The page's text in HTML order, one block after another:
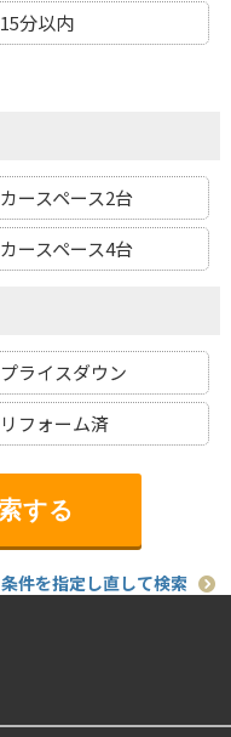
15分以内
カースペース2台
カースペース4台
プライスダウン
リフォーム済
条件を指定し直して検索